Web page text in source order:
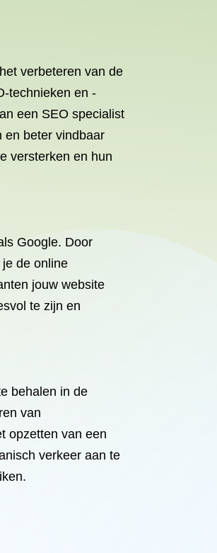
verbeteren van de
technieken en -
een SEO specialist
en beter vindbaar
versterken en hun
Google. Door
de online
jouw website
te zijn en
behalen in de
van
opzetten van een
verkeer aan te